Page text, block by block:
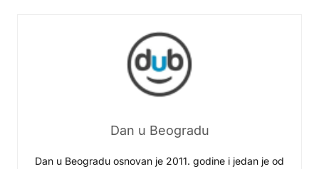
Dan u Beogradu
Dan u Beogradu osnovan je 2011. godine i jedan je od